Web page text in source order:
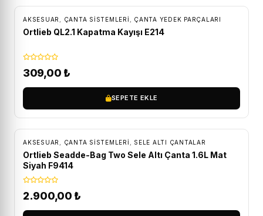
AKSESUAR ÇANTA SISTEMLERI ÇANTA YEDEK PARÇALARI
Ortlieb QL2.1 Kapatma Kayışı E214
309,00 ₺
SEPETE EKLE
AKSESUAR ÇANTA SISTEMLERI SELE ALTI ÇANTALAR
Ortlieb Seadde-Bag Two Sele Altı Çanta 1.6L Mat
Siyah F9414
2.900,00 ₺